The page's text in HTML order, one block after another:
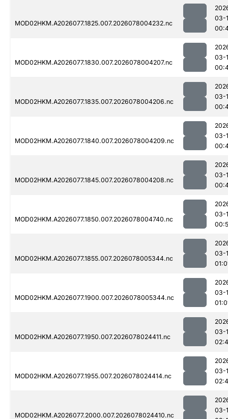
MOD02HKM.A2026077.1825.007.2026078004232.nc
03-
MOD02HKM.A2026077.1830.007.2026078004207.nc
03-
MOD02HKM.A2026077.1835.007.2026078004206.nc
03-
MOD02HKM.A2026077.1840.007.2026078004209.nc
03-
MOD02HKM.A2026077.1845.007.2026078004208.nc
03-
MOD02HKM.A2026077.1850.007.2026078004740.nc
03-
MOD02HKM.A2026077.1855.007.2026078005344.nc
03-
MOD02HKM.A2026077.1900.007.2026078005344.nc
03-
MOD02HKM.A2026077.1950.007.2026078024411.nc
03-
MOD02HKM.A2026077.1955.007.2026078024414.nc
03-
MOD02HKM.A2026077.2000.007.2026078024410.nc
03-